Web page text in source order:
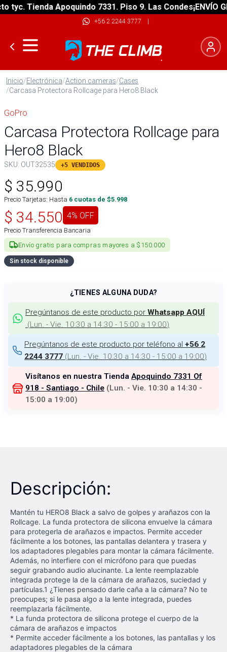
Tienda Apoquindo 7331. Piso 9. Las Condes¡ENVÍO
+56 2 2244 3777 |
Inicio/Electrónica/Action cameras/Cases
/Carcasa Protectora Rollcage para Hero8 Black
GoPro
Carcasa Protectora Rollcage para
Hero8 Black
SKU: OUT32535 +5 VENDIDOS
$ 35.990
Precio Tarjetas: Hasta 6 cuotas de $5.998
$ 34.550 4% OFF
Precio Transferencia Bancaria
Envío gratis para compras mayores a $150.000
Sin stock disponible
¿TIENES ALGUNA DUDA?
Pregúntanos de este producto por Whatsapp AQUÍ
(Lun. - Vie. 10:30 a 14:30 - 15:00 a 19:00)
Pregúntanos de este producto por teléfono al +56 2
2244 3777 (Lun. - Vie. 10:30 a 14:30 - 15:00 a 19:00)
Visítanos en nuestra Tienda Apoquindo 7331 Of
918 - Santiago - Chile (Lun. - Vie. 10:30 a 14:30 -
15:00 a 19:00)
Descripción:
Mantén tu HERO8 Black a salvo de golpes y arañazos con la
Rollcage. La funda protectora de silicona envuelve la cámara
para protegerla de arañazos e impactos. Permite acceder
fácilmente a los botones, las pantallas delantera y trasera y
los adaptadores plegables para montar la cámara fácilmente.
Además, no interfiere con el micrófono para que puedas
seguir grabando audio alucinante. La lente reemplazable
integrada protege la de la cámara de arañazos, suciedad y
partículas.1 ¿Tienes pensado darle caña a la cámara? No te
preocupes; si le pasa algo a la lente integrada, puedes
reemplazarla fácilmente.
* La funda protectora de silicona protege el cuerpo de la
cámara de arañazos e impactos
* Permite acceder fácilmente a los botones, las pantallas y los
adaptadores plegables de la cámara